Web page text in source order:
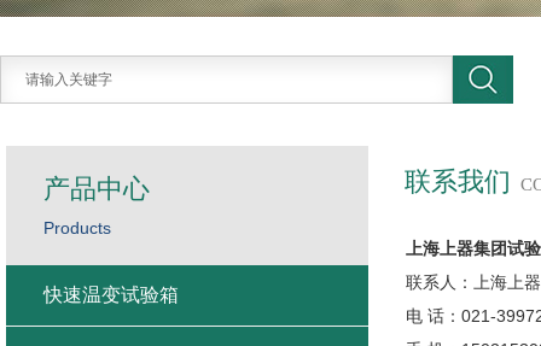
联系我们
上海上器集团试
联系人：上海上器
电 话：021-
产品中心
Products
快速温变试验箱